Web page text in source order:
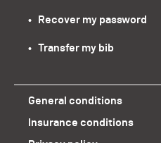
•   Recover my password
•   Transfer my bib
General conditions
Insurance conditions